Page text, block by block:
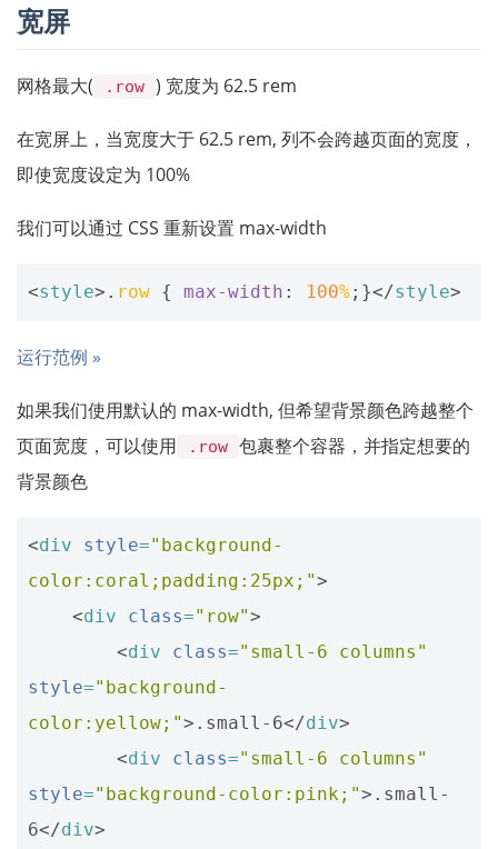
宽屏
网格最大( .row ) 宽度为 62.5 rem
在宽屏上，当宽度大于 62.5 rem, 列不会跨越页面的宽度，
即使宽度设定为 100%
我们可以通过 CSS 重新设置 max-width
<style>. row { max-width : 100%;}</style>
运行范例 »
如果我们使用默认的 max-width, 但希望背景颜色跨越整个
页面宽度，可以使用
.row 包裹整个容器，并指定想要的
背景颜色
<div style="background-
color:coral;padding:25px;">
<div class="row">
<div class="small-6 columns"
style="background-
color:yellow;"> .small-6</div>
<div class="small-6 columns"
style="background-color:pink;"> .small-
6</div>